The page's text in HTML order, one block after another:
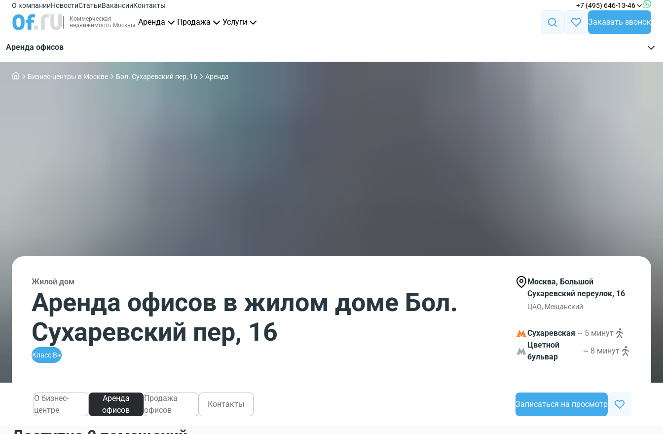
О компанииНовостиСтатьиВакансииКонтакты +7 (495) 646-13-46
Коммерческая
недвижимость Москвы Аренда Продажа Услуги Заказать звонок
Аренда офисов
Бизнес-центры в Москве Бол. Сухаревский пер, 16 Аренда
Жилой дом
Аренда офисов в жилом доме Бол.
Сухаревский пер, 16
Класс B+
Москва, Большой
Сухаревский переулок, 16
ЦАО, Мещанский
Сухаревская ~ 5 минут
Цветной
бульвар
~ 8 минут
О бизнес-
центре
Аренда
офисов
Продажа
офисов
Контакты Записаться на просмотр